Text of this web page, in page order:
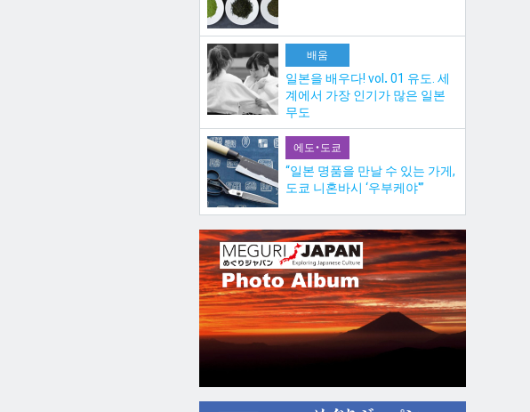
배움
일본을 배우다! vol．01 유도. 세
계에서 가장 인기가 많은 일본
무도
에도・도쿄
“일본 명품을 만날 수 있는 가게,
도쿄 니혼바시 ‘우부케야'”